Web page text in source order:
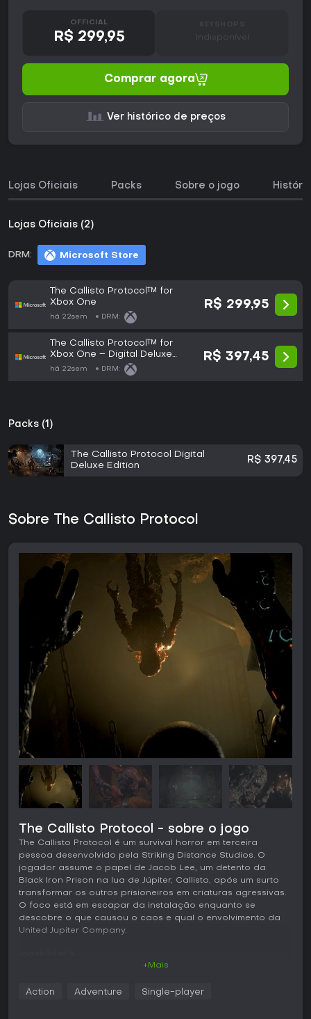
OFFICIAL
R$ 299,95 Indisponível
Comprar agora
Ver histórico de preços
Lojas Oficiais Packs Sobre o jogo
Lojas Oficiais (2)
DRM: Microsoft Store
The Callisto Protocol™ for
Xbox One
há 22sem DRM:
R$ 299,95
The Callisto Protocol™ for
Xbox One – Digital Deluxe
Edition
há 22sem DRM:
R$ 397,45
Packs (1)
The Callisto Protocol Digital
Deluxe Edition
R$ 397,45
Sobre The Callisto Protocol
The Callisto Protocol - sobre o jogo
The Callisto Protocol é um survival horror em terceira
pessoa desenvolvido pela Striking Distance Studios. O
jogador assume o papel de Jacob Lee, um detento da
Black Iron Prison na lua de Júpiter, Callisto, após um surto
transformar os outros prisioneiros em criaturas agressivas.
O foco está em escapar da instalação enquanto se
descobre o que causou o caos e qual o envolvimento da
United Jupiter Company.
para golpear e desmembrar inimigos, exigindo precisão
+Mais
Action Adventure Single-player